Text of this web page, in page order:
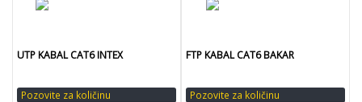
UTP KABAL CAT6 INTEX
Pozovite za količinu
FTP KABAL CAT6 BAKAR
Pozovite za količinu